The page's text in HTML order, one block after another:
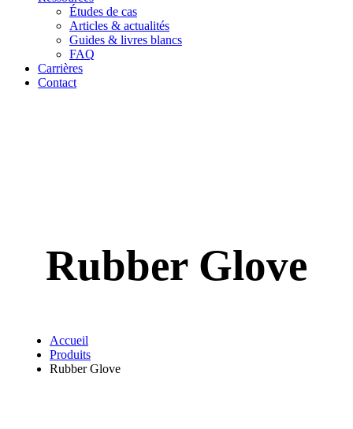
Études de cas
Articles & actualités
Guides & livres blancs
FAQ
Carrières
Contact
Rubber Glove
Accueil
Produits
Rubber Glove